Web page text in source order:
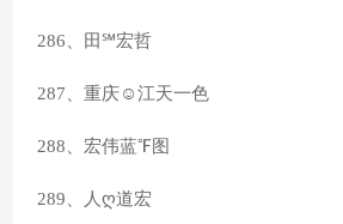
286、田℠宏哲
287、重庆☺江天一色
288、宏伟蓝℉图
289、人ღ道宏